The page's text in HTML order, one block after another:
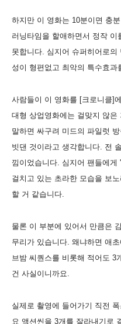
하지만 이 영화는 10분이면 충
러닝타임을 할애하면서 정작
못합니다. 심지어 슈퍼히어로
성이 형편없고 최악의 특수효과
사람들이 이 영화를 [크로니클]
대형 상업영화에는 걸맞지 않
말하면 싸구려 미드의 파일럿
빗댄 것이라고 생각합니다. 전
낌이었습니다. 심지어 팬들에
걸치고 있는 초라한 모습을 보
할 거 같습니다.
물론 이 부분에 있어서 만큼은
무리가 있습니다. 왜냐하면 애
브밤 씨퀀스를 비롯해 적어도 3
건 사실이니까요.
실제로 촬영에 들어가기 직전
요 액션씬을 3개를 잘라내기로